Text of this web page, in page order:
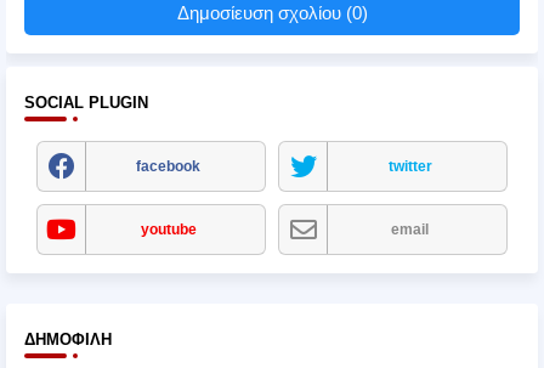
Δημοσίευση σχολίου (0)
SOCIAL PLUGIN
facebook twitter
youtube email
ΔΗΜΟΦΙΛΉ